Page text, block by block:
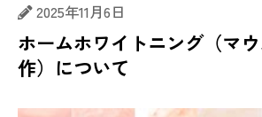
2025年11月6日
ホームホワイトニング（マ
作）について